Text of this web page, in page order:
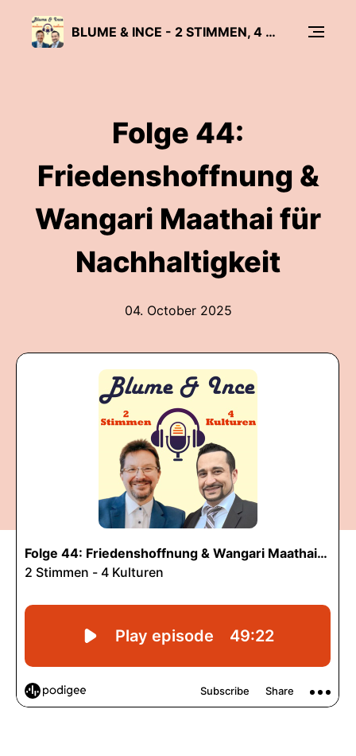
BLUME & INCE - 2 STIMMEN, 4 KULTUREN
Folge 44:
Friedenshoffnung &
Wangari Maathai für
Nachhaltigkeit
04. October 2025